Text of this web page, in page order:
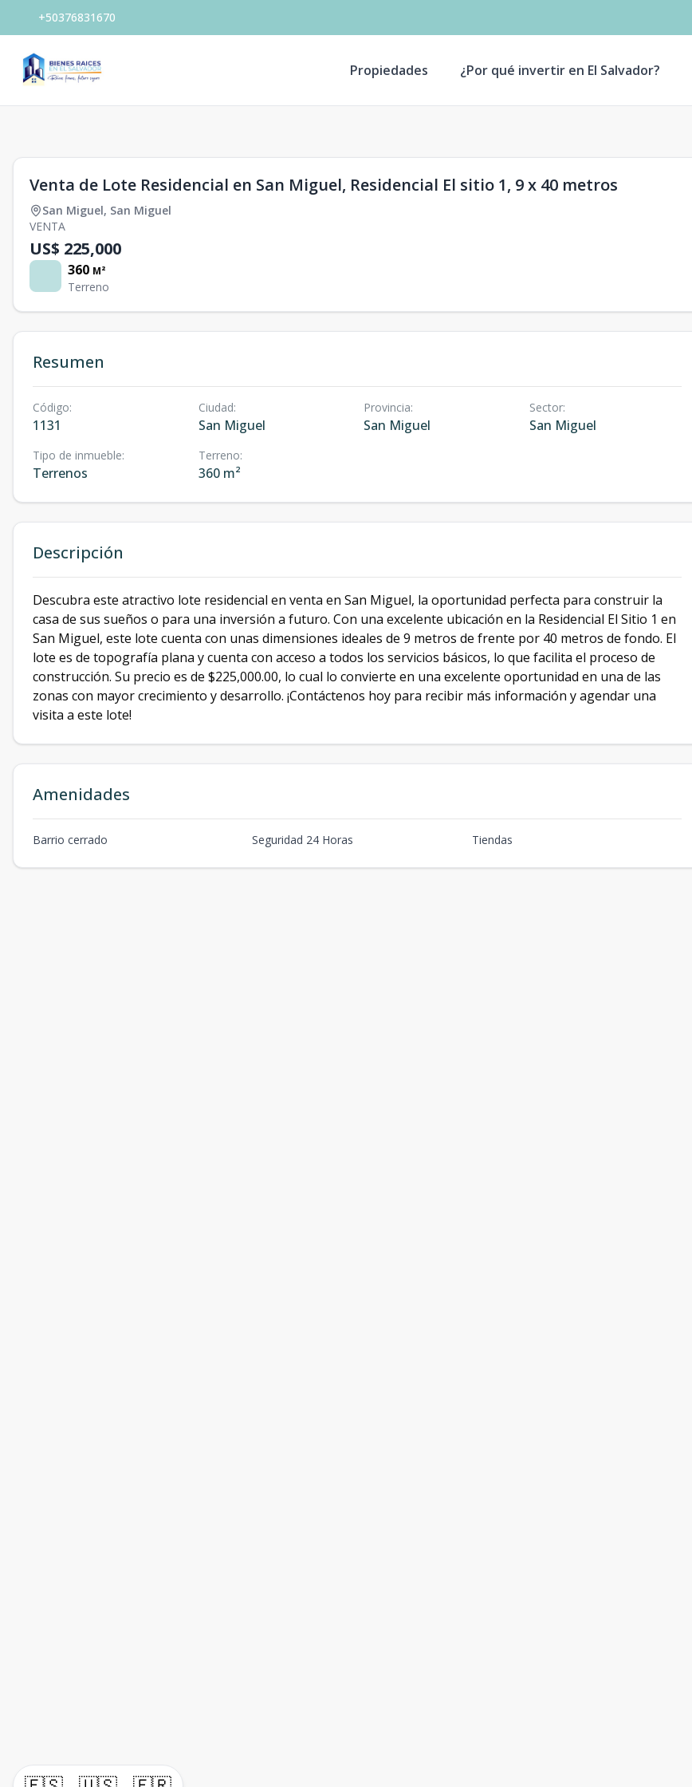
+50376831670
Propiedades ¿Por qué invertir en El Salvador?
Venta de Lote Residencial en San Miguel, Residencial El sitio 1, 9 x 40 metros
San Miguel, San Miguel
VENTA
US$ 225,000
360 M²
Terreno
Resumen
Código:
1131
Ciudad:
San Miguel
Provincia:
San Miguel
Sector:
San Miguel
Tipo de inmueble:
Terrenos
Terreno:
360 m²
Descripción
Descubra este atractivo lote residencial en venta en San Miguel, la oportunidad perfecta para construir la
casa de sus sueños o para una inversión a futuro. Con una excelente ubicación en la Residencial El Sitio 1 en
San Miguel, este lote cuenta con unas dimensiones ideales de 9 metros de frente por 40 metros de fondo. El
lote es de topografía plana y cuenta con acceso a todos los servicios básicos, lo que facilita el proceso de
construcción. Su precio es de $225,000.00, lo cual lo convierte en una excelente oportunidad en una de las
zonas con mayor crecimiento y desarrollo. ¡Contáctenos hoy para recibir más información y agendar una
visita a este lote!
Amenidades
Barrio cerrado Seguridad 24 Horas Tiendas